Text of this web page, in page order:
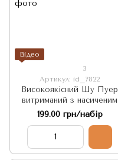
Відео
3
Артикул: id_7822
Високоякісний Шу Пуер
витриманий з насиченим
смаком 2003 рік 8г. 5шт.
Китай
199.00 грн/набір